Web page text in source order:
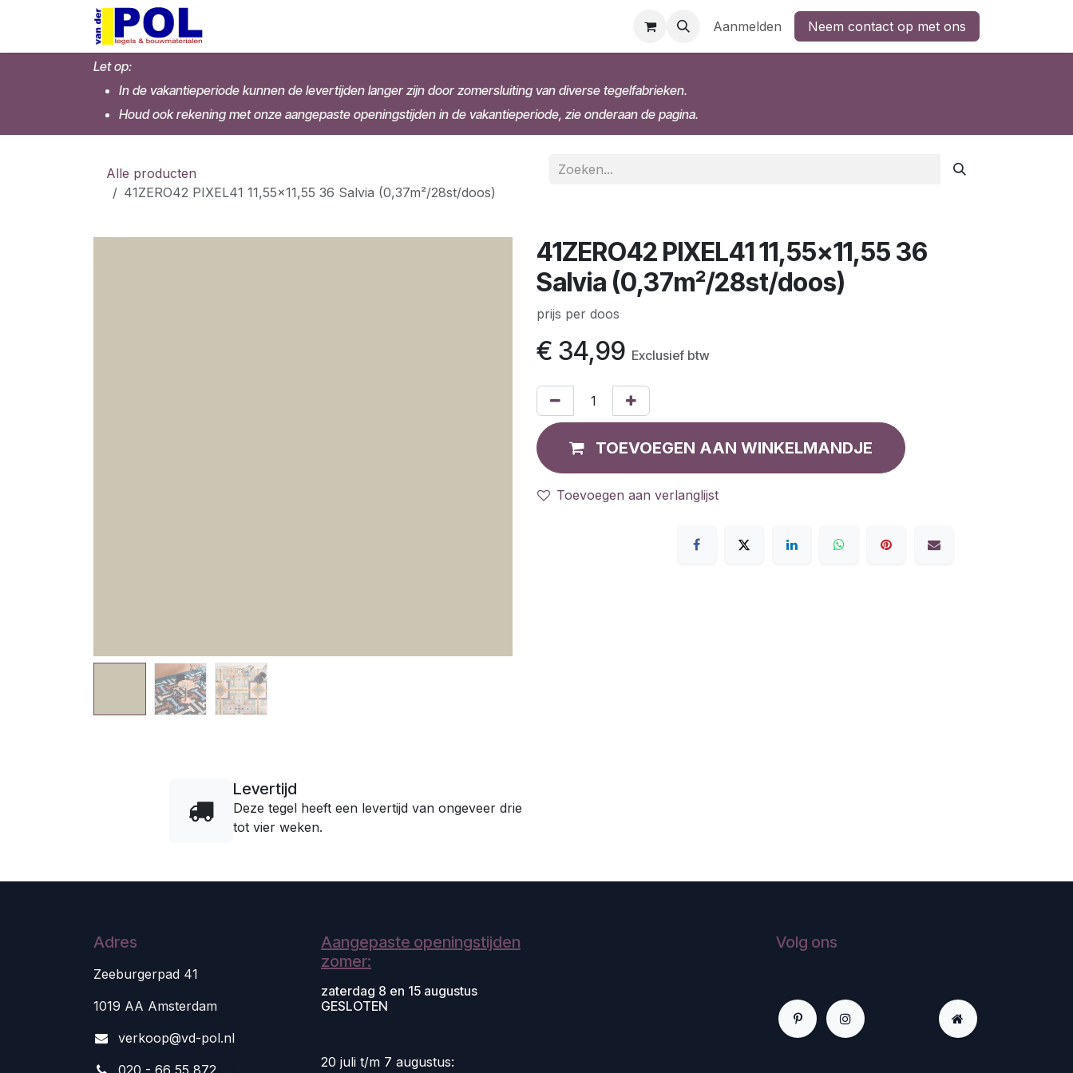
Overslaan naar inhoud
Aanmelden Neem contact op met ons
Let op:
In de vakantieperiode kunnen de levertijden langer zijn door zomersluiting van diverse tegelfabrieken.
Houd ook rekening met onze aangepaste openingstijden in de vakantieperiode, zie onderaan de pagina.
Alle producten
41ZERO42 PIXEL41 11,55x11,55 36 Salvia (0,37m²/28st/doos)
41ZERO42 PIXEL41 11,55x11,55 36
Salvia (0,37m²/28st/doos)
prijs per doos
€ 34,99 Exclusief btw
TOEVOEGEN AAN WINKELMANDJE
Toevoegen aan verlanglijst
Levertijd
Deze tegel heeft een levertijd van ongeveer drie
tot vier weken.
Adres
Zeeburgerpad 41
1019 AA Amsterdam
verkoop@vd-pol.nl
Aangepaste openingstijden
zomer:
zaterdag 8 en 15 augustus
GESLOTEN
20 juli t/m 7 augustus:
Volg ons